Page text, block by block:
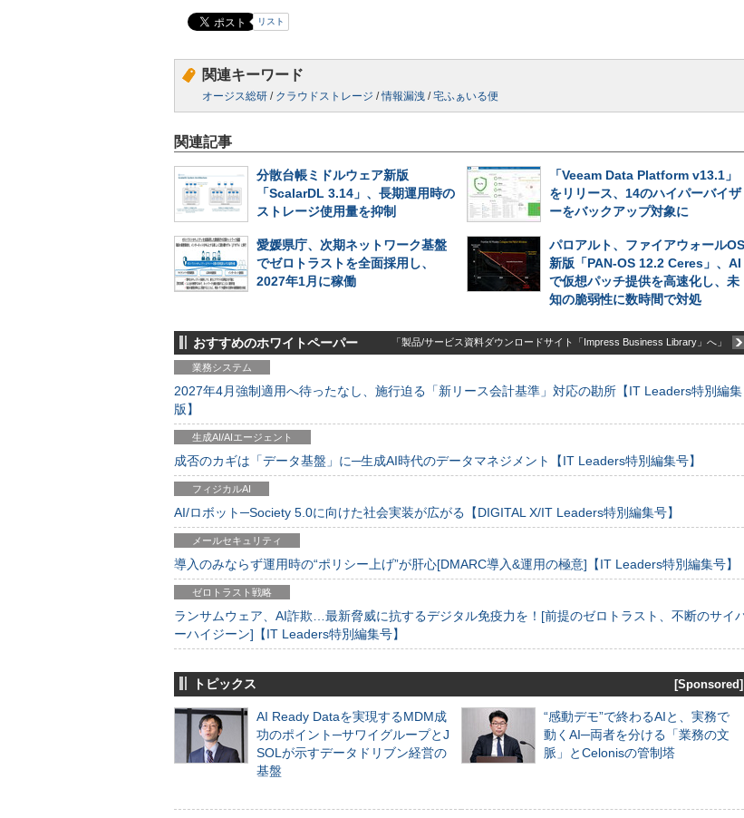
リスト
関連キーワード
オージス総研 / クラウドストレージ /情報漏洩 /宅ふぁいる便
関連記事
分散台帳ミドルウェア新版
「ScalarDL 3.14」、長期運用時の
ストレージ使用量を抑制
「Veeam Data Platform v13.1」
をリリース、14のハイパーバイザ
ーをバックアップ対象に
愛媛県庁、次期ネットワーク基盤
でゼロトラストを全面採用し、
2027年1月に稼働
パロアルト、ファイアウォールOS
新版「PAN-OS 12.2 Ceres」、AI
で仮想パッチ提供を高速化し、未
知の脆弱性に数時間で対処
おすすめのホワイトペーパー 「製品/サービス資料ダウンロードサイト「Impress Business Library」へ」
業務システム
2027年4月強制適用へ待ったなし、施行迫る「新リース会計基準」対応の勘所【IT Leaders特別編集
版】
生成AI/AIエージェント
成否のカギは「データ基盤」に─生成AI時代のデータマネジメント【IT Leaders特別編集号】
フィジカルAI
AI/ロボット─Society 5.0に向けた社会実装が広がる【DIGITAL X/IT Leaders特別編集号】
メールセキュリティ
導入のみならず運用時の“ポリシー上げ”が肝心[DMARC導入&運用の極意]【IT Leaders特別編集号】
ゼロトラスト戦略
ランサムウェア、AI詐欺…最新脅威に抗するデジタル免疫力を！[前提のゼロトラスト、不断のサイ
ーハイジーン]【IT Leaders特別編集号】
トピックス [Sponsored]
AI Ready Dataを実現するMDM成
功のポイント─サワイグループとJ
SOLが示すデータドリブン経営の
基盤
“感動デモ”で終わるAIと、実務で
動くAI─両者を分ける「業務の文
脈」とCelonisの管制塔